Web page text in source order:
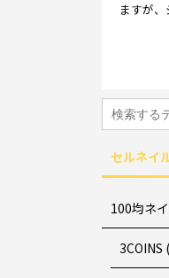
ますが
セルネイ
100均ネ
3COINS